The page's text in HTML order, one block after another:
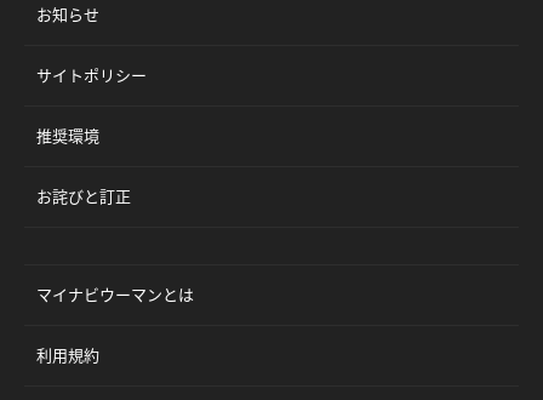
お知らせ
サイトポリシー
推奨環境
お詫びと訂正
マイナビウーマンとは
利用規約